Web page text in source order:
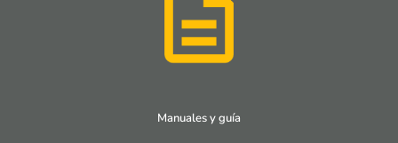
Manuales y guía